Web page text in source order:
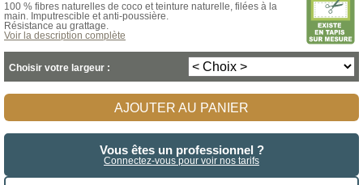
100 % fibres naturelles de coco et teinture naturelle, filées à la
main. Imputrescible et anti-poussière.
Résistance au grattage.
Voir la description complète
Choisir votre largeur :
AJOUTER AU PANIER
Vous êtes un professionnel ?
Connectez-vous pour voir nos tarifs